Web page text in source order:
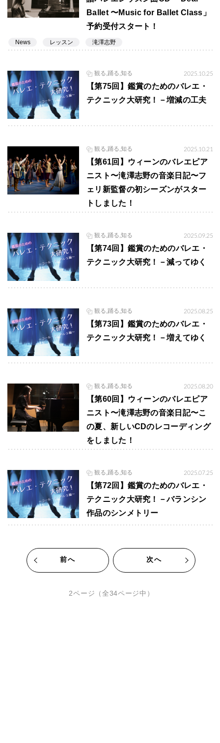
Ballet 〜Music for Ballet Class」
予約受付スタート！
News レッスン 滝澤志野
観る,踊る,知る 2025.10.25
【第75回】鑑賞のためのバレエ・
テクニック大研究！－増減の工夫
観る,踊る,知る 2025.10.21
【第61回】ウィーンのバレエピア
ニスト〜滝澤志野の音楽日記〜フ
ェリ新監督の初シーズンがスター
トしました！
観る,踊る,知る 2025.09.25
【第74回】鑑賞のためのバレエ・
テクニック大研究！－減ってゆく
観る,踊る,知る 2025.08.25
【第73回】鑑賞のためのバレエ・
テクニック大研究！－増えてゆく
観る,踊る,知る 2025.08.20
【第60回】ウィーンのバレエピア
ニスト〜滝澤志野の音楽日記〜こ
の夏、新しいCDのレコーディング
をしました！
観る,踊る,知る 2025.07.25
【第72回】鑑賞のためのバレエ・
テクニック大研究！－バランシン
作品のシンメトリー
前へ 次へ
2ページ（全34ページ中）